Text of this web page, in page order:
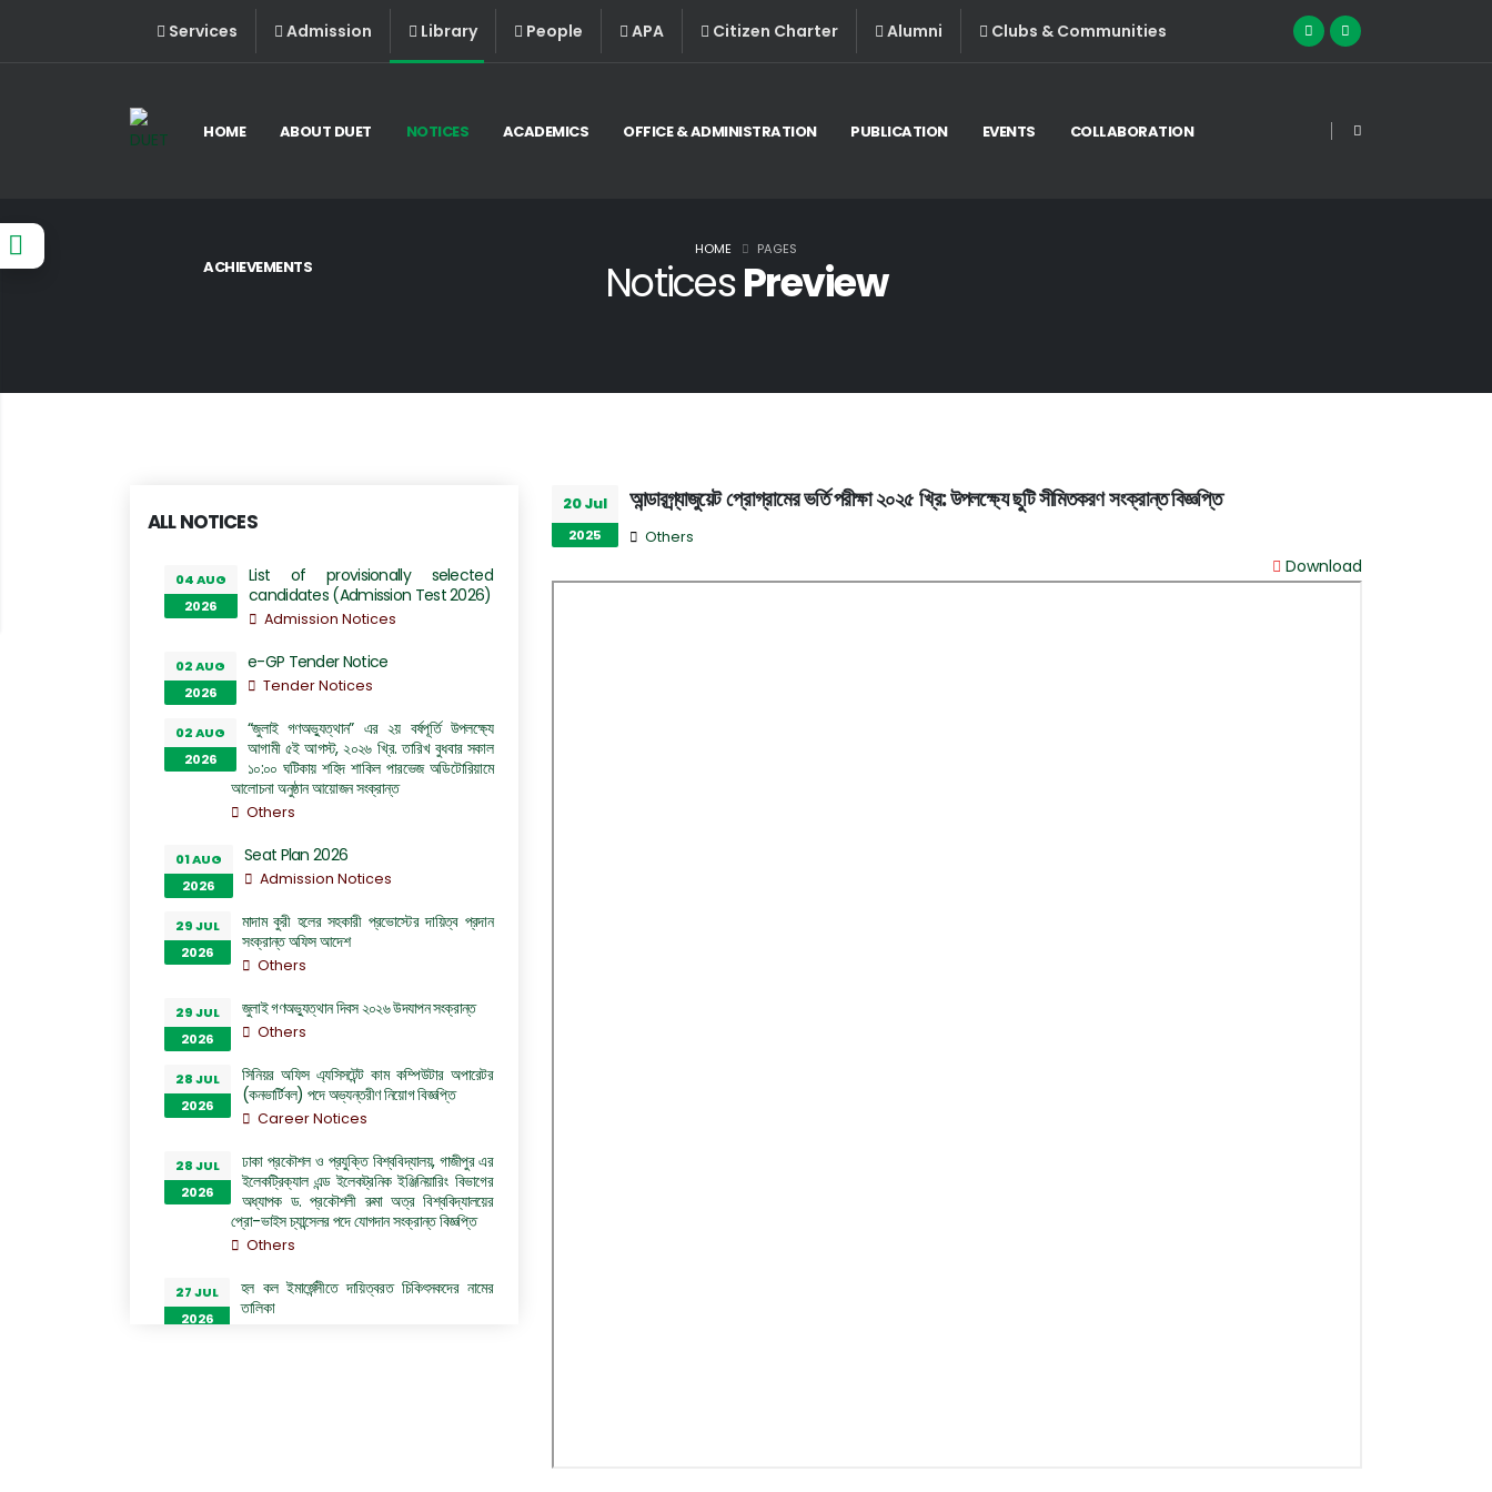
Services Admission Library People APA Citizen Charter Alumni Clubs & Communities
HOME ABOUT DUET NOTICES ACADEMICS OFFICE & ADMINISTRATION PUBLICATION EVENTS COLLABORATION
ACHIEVEMENTS NoticesPreview
HOME PAGES
ALL NOTICES
04 AUG
2026
List of provisionally selected
candidates (Admission Test 2026)
Admission Notices
02 AUG
2026
e-GP Tender Notice
Tender Notices
02 AUG
2026
“জুলাই গণঅভ্যুত্থান” এর ২য় বর্ষপূর্তি উপলক্ষ্যে
আগামী ৫ই আগস্ট, ২০২৬ খ্রি. তারিখ বুধবার সকাল
১০:০০ ঘটিকায় শহিদ শাকিল পারভেজ অডিটোরিয়ামে
আলোচনা অনুষ্ঠান আয়োজন সংক্রান্ত
Others
01 AUG
2026
Seat Plan 2026
Admission Notices
29 JUL
2026
মাদাম কুরী হলের সহকারী প্রভোস্টের দায়িত্ব প্রদান
সংক্রান্ত অফিস আদেশ
Others
29 JUL
2026
জুলাই গণঅভ্যুত্থান দিবস ২০২৬ উদযাপন সংক্রান্ত
Others
28 JUL
2026
সিনিয়র অফিস এ্যসিসটেন্ট কাম কম্পিউটার অপারেটর
(কনভার্টিবল) পদে অভ্যন্তরীণ নিয়োগ বিজ্ঞপ্তি
Career Notices
28 JUL
2026
ঢাকা প্রকৌশল ও প্রযুক্তি বিশ্ববিদ্যালয়, গাজীপুর এর
ইলেকট্রিক্যাল এন্ড ইলেকট্রনিক ইঞ্জিনিয়ারিং বিভাগের
অধ্যাপক ড. প্রকৌশলী রুমা অত্র বিশ্ববিদ্যালয়ের
প্রো-ভাইস চ্যান্সেলর পদে যোগদান সংক্রান্ত বিজ্ঞপ্তি
Others
27 JUL
2026
হল কল ইমার্জেন্সীতে দায়িত্বরত চিকিৎসকদের নামের
তালিকা
20 Jul
2025
আন্ডারগ্র্যাজুয়েট প্রোগ্রামের ভর্তি পরীক্ষা ২০২৫ খ্রি: উপলক্ষ্যে ছুটি সীমিতকরণ সংক্রান্ত বিজ্ঞপ্তি
Others
Download